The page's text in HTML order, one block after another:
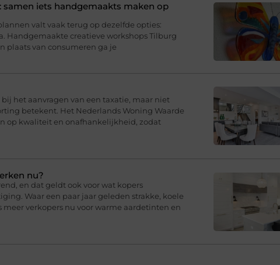
samen iets handgemaakts maken op
valt vaak terug op dezelfde opties:
Handgemaakte creatieve workshops Tilburg
plaats van consumeren ga je
het aanvragen van een taxatie, maar niet
betekent. Het Nederlands Woning Waarde
op kwaliteit en onafhankelijkheid, zodat
nu?
en dat geldt ook voor wat kopers
Waar een paar jaar geleden strakke, koele
verkopers nu voor warme aardetinten en